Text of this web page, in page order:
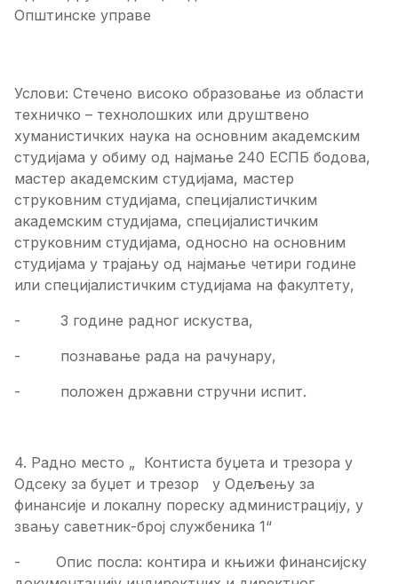
Општинске управе
Услови: Стечено високо образовање из области
техничко – технолошких или друштвено
хуманистичких наука на основним академским
студијама у обиму од најмање 240 ЕСПБ бодова,
мастер академским студијама, мастер
струковним студијама, специјалистичким
академским студијама, специјалистичким
струковним студијама, односно на основним
студијама у трајању од најмање четири године
или специјалистичким студијама на факултету,
- 3 године радног искуства,
- познавање рада на рачунару,
- положен државни стручни испит.
4. Радно место „ Контиста буџета и трезора у
Одсеку за буџет и трезор у Одељењу за
финансије и локалну пореску администрацију, у
звању саветник-број службеника 1“
- Опис посла: контира и књижи финансијску